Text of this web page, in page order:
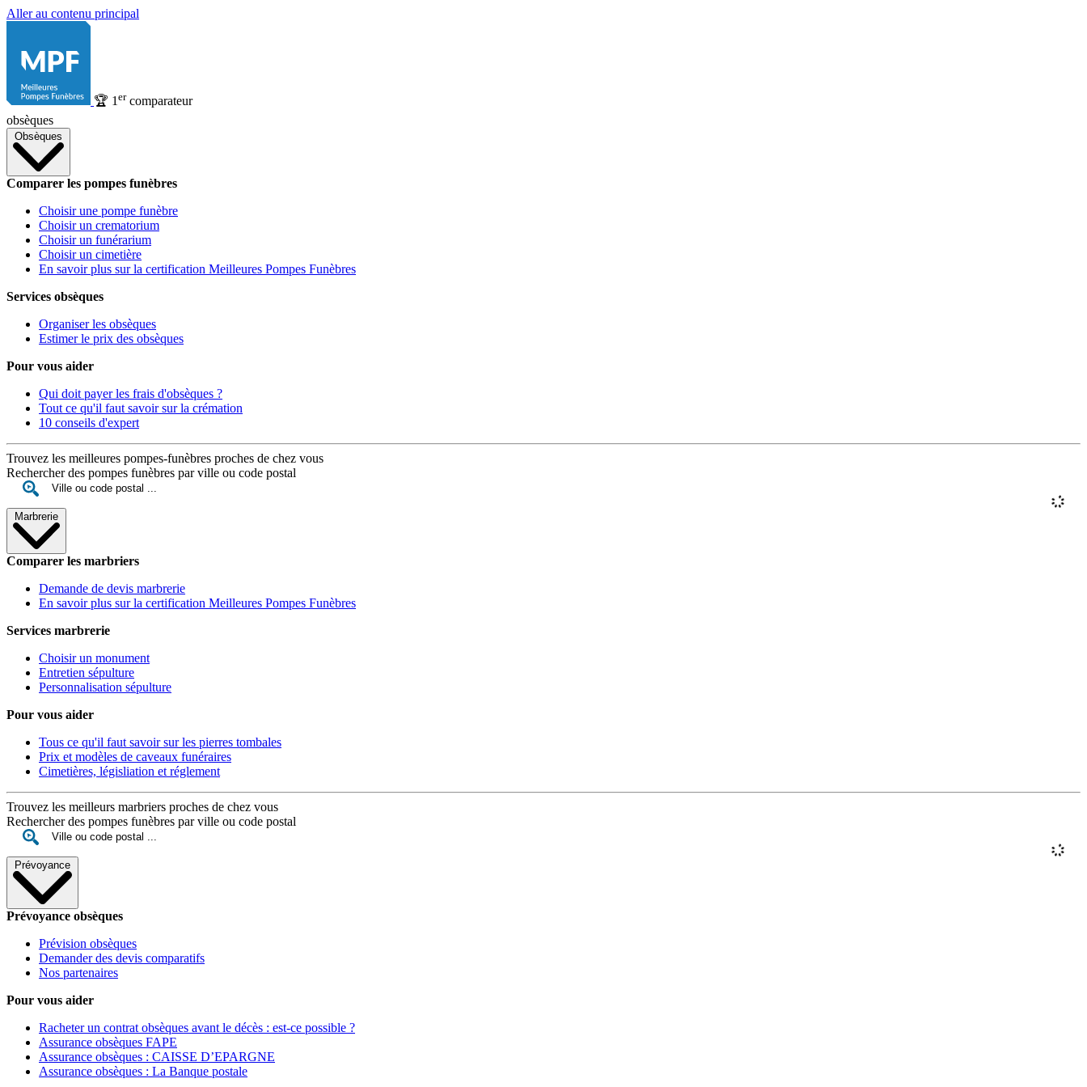
Aller au contenu principal
🏆 1 ercomparateur
obsèques
Obsèques
Comparer les pompes funèbres
Choisir une pompe funèbre
Choisir un crematorium
Choisir un funérarium
Choisir un cimetière
En savoir plus sur la certification Meilleures Pompes Funèbres
Services obsèques
Organiser les obsèques
Estimer le prix des obsèques
Pour vous aider
Qui doit payer les frais d'obsèques ?
Tout ce qu'il faut savoir sur la crémation
10 conseils d'expert
Trouvez les meilleures pompes-funèbres proches de chez vous
Rechercher des pompes funèbres par ville ou code postal
Marbrerie
Comparer les marbriers
Demande de devis marbrerie
En savoir plus sur la certification Meilleures Pompes Funèbres
Services marbrerie
Choisir un monument
Entretien sépulture
Personnalisation sépulture
Pour vous aider
Tous ce qu'il faut savoir sur les pierres tombales
Prix et modèles de caveaux funéraires
Cimetières, législiation et réglement
Trouvez les meilleurs marbriers proches de chez vous
Rechercher des pompes funèbres par ville ou code postal
Prévoyance
Prévoyance obsèques
Prévision obsèques
Demander des devis comparatifs
Nos partenaires
Pour vous aider
Racheter un contrat obsèques avant le décès : est-ce possible ?
Assurance obsèques FAPE
Assurance obsèques : CAISSE D’EPARGNE
Assurance obsèques : La Banque postale